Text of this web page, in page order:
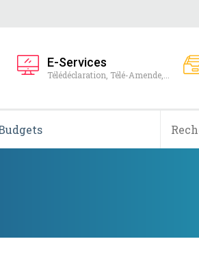
E-Services
Télédéclaration, Télé-Amende,...